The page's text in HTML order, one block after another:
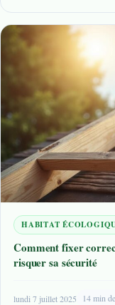
HABITAT
Comment fixer
risquer sa sécurité
lundi 7 juillet 2025 14 min